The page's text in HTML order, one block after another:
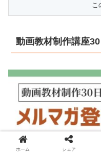
動画教材制作講座
ホーム シェア